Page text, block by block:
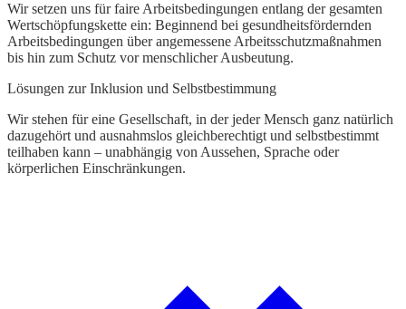
Wir setzen uns für faire Arbeitsbedingungen entlang der gesamten
Wertschöpfungskette ein: Beginnend bei gesundheitsfördernden
Arbeitsbedingungen über angemessene Arbeitsschutzmaßnahmen
bis hin zum Schutz vor menschlicher Ausbeutung.
Lösungen zur Inklusion und Selbstbestimmung
Wir stehen für eine Gesellschaft, in der jeder Mensch ganz natürlich
dazugehört und ausnahmslos gleichberechtigt und selbstbestimmt
teilhaben kann – unabhängig von Aussehen, Sprache oder
körperlichen Einschränkungen.